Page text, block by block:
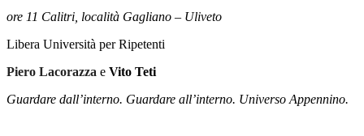
ore 11 Calitri, località Gagliano – Uliveto
Libera Università per Ripetenti
Piero Lacorazza e Vito Teti
Guardare dall’interno. Guardare all’interno. Universo Appennino.